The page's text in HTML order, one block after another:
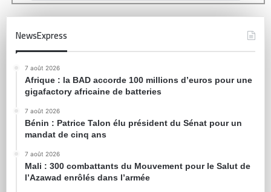
NewsExpress
7 août 2026
Afrique : la BAD accorde 100 millions d’euros pour une
gigafactory africaine de batteries
7 août 2026
Bénin : Patrice Talon élu président du Sénat pour un
mandat de cinq ans
7 août 2026
Mali : 300 combattants du Mouvement pour le Salut de
l’Azawad enrôlés dans l’armée